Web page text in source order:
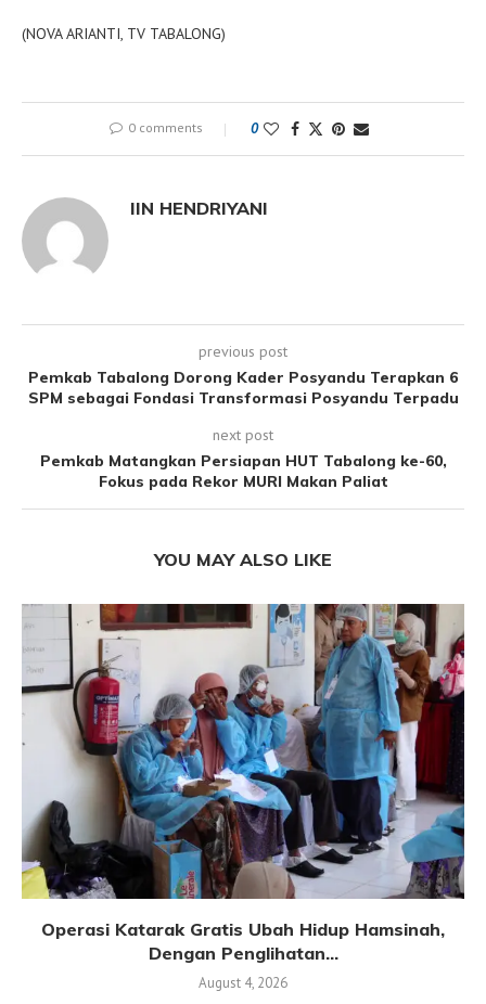
(NOVA ARIANTI, TV TABALONG)
0 comments 0
IIN HENDRIYANI
previous post
Pemkab Tabalong Dorong Kader Posyandu Terapkan 6
SPM sebagai Fondasi Transformasi Posyandu Terpadu
next post
Pemkab Matangkan Persiapan HUT Tabalong ke-60,
Fokus pada Rekor MURI Makan Paliat
YOU MAY ALSO LIKE
Operasi Katarak Gratis Ubah Hidup Hamsinah,
Dengan Penglihatan...
August 4, 2026